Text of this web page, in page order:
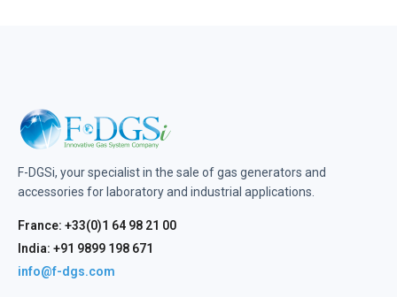
F-DGSi, your specialist in the sale of gas generators and
accessories for laboratory and industrial applications.
France: +33(0)1 64 98 21 00
India: +91 9899 198 671
info@f-dgs.com